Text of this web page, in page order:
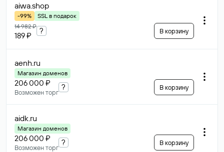
aiwa.shop
-99%
SSL в подарок
14 982 ₽
189 ₽
? В корзину
aenh.ru
Магазин доменов
206 000 ₽
Возможен торг
? В корзину
aidk.ru
Магазин доменов
206 000 ₽
Возможен торг
? В корзину